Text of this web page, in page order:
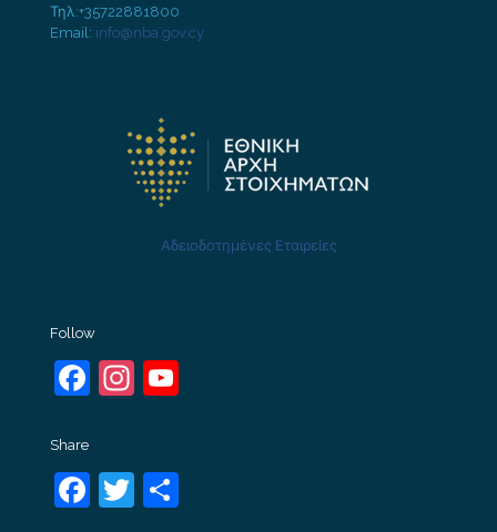
Τηλ:+35722881800
Email: info@nba.gov.cy
Αδειοδοτημένες Εταιρείες
Follow
Facebook
Instagram
Share
Facebook
Twitter